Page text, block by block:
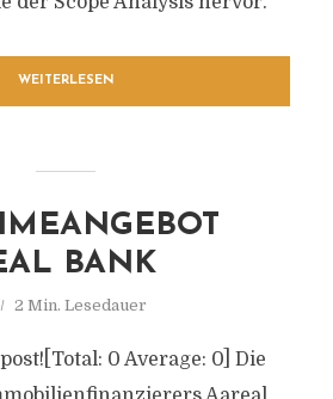
WEITERLESEN
BANK
2 Min. Lesedauer
0 Average: 0] Die